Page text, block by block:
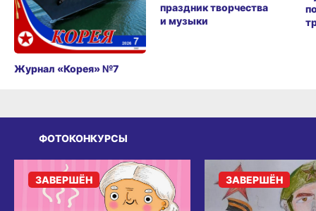
Журнал «Корея» №7
праздник творчества
и музыки
ФОТОКОНКУРСЫ
ЗАВЕРШЁН ЗАВЕРШЁН